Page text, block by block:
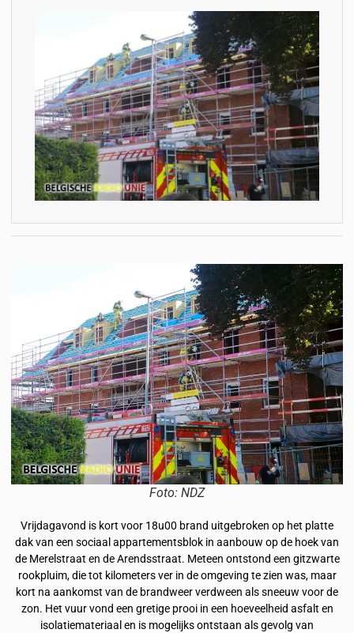
Foto: NDZ
Vrijdagavond is kort voor 18u00 brand uitgebroken op het platte
dak van een sociaal appartementsblok in aanbouw op de hoek van
de Merelstraat en de Arendsstraat. Meteen ontstond een gitzwarte
rookpluim, die tot kilometers ver in de omgeving te zien was, maar
kort na aankomst van de brandweer verdween als sneeuw voor de
zon. Het vuur vond een gretige prooi in een hoeveelheid asfalt en
isolatiemateriaal en is mogelijks ontstaan als gevolg van